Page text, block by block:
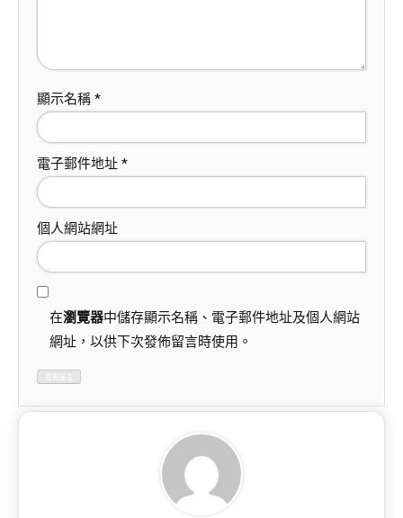
顯示名稱 *
電子郵件地址 *
個人網站網址
在瀏覽器中儲存顯示名稱、電子郵件地址及個人網站
網址，以供下次發佈留言時使用。